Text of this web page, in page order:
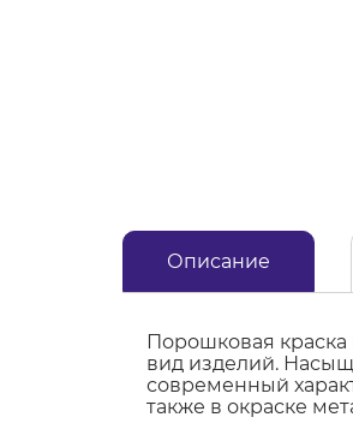
Описание
Порошковая
вид изделий.
современный
также в окраске